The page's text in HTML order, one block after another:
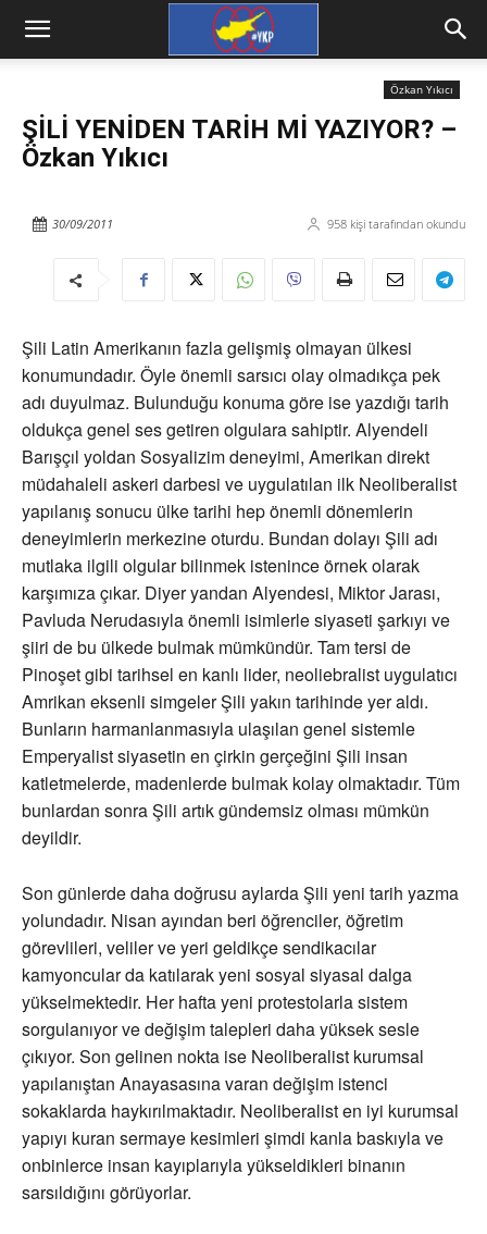
Özkan Yıkıcı
ŞİLİ YENİDEN TARİH Mİ YAZIYOR? –
Özkan Yıkıcı
958 kişi tarafından okundu
30/09/2011
Şili Latin Amerikanın fazla gelişmiş olmayan ülkesi
konumundadır. Öyle önemli sarsıcı olay olmadıkça pek
adı duyulmaz. Bulunduğu konuma göre ise yazdığı tarih
oldukça genel ses getiren olgulara sahiptir. Alyendeli
Barışçıl yoldan Sosyalizim deneyimi, Amerikan direkt
müdahaleli askeri darbesi ve uygulatılan ilk Neoliberalist
yapılanış sonucu ülke tarihi hep önemli dönemlerin
deneyimlerin merkezine oturdu. Bundan dolayı Şili adı
mutlaka ilgili olgular bilinmek istenince örnek olarak
karşımıza çıkar. Diyer yandan Alyendesi, Miktor Jarası,
Pavluda Nerudasıyla önemli isimlerle siyaseti şarkıyı ve
şiiri de bu ülkede bulmak mümkündür. Tam tersi de
Pinoşet gibi tarihsel en kanlı lider, neoliebralist uygulatıcı
Amrikan eksenli simgeler Şili yakın tarihinde yer aldı.
Bunların harmanlanmasıyla ulaşılan genel sistemle
Emperyalist siyasetin en çirkin gerçeğini Şili insan
katletmelerde, madenlerde bulmak kolay olmaktadır. Tüm
bunlardan sonra Şili artık gündemsiz olması mümkün
deyildir.
Son günlerde daha doğrusu aylarda Şili yeni tarih yazma
yolundadır. Nisan ayından beri öğrenciler, öğretim
görevlileri, veliler ve yeri geldikçe sendikacılar
kamyoncular da katılarak yeni sosyal siyasal dalga
yükselmektedir. Her hafta yeni protestolarla sistem
sorgulanıyor ve değişim talepleri daha yüksek sesle
çıkıyor. Son gelinen nokta ise Neoliberalist kurumsal
yapılanıştan Anayasasına varan değişim istenci
sokaklarda haykırılmaktadır. Neoliberalist en iyi kurumsal
yapıyı kuran sermaye kesimleri şimdi kanla baskıyla ve
onbinlerce insan kayıplarıyla yükseldikleri binanın
sarsıldığını görüyorlar.